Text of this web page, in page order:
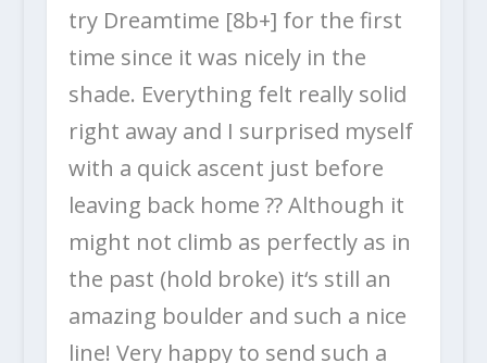
try Dreamtime [8b+] for the first
time since it was nicely in the
shade. Everything felt really solid
right away and I surprised myself
with a quick ascent just before
leaving back home ?? Although it
might not climb as perfectly as in
the past (hold broke) it‘s still an
amazing boulder and such a nice
line! Very happy to send such a